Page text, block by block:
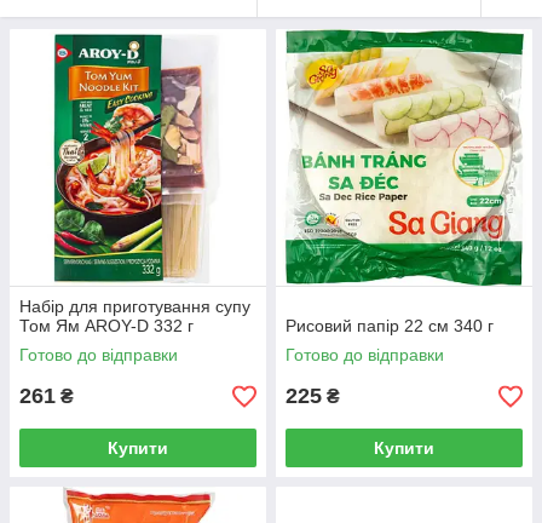
Набір для приготування супу
Том Ям AROY-D 332 г
Готово до відправки
261 ₴
Купити
Рисовий папір 22 см 340 г
Готово до відправки
225 ₴
Купити